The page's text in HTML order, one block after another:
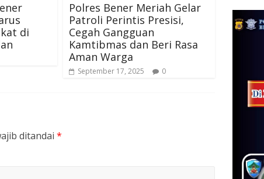
di
Polres Bener Meriah Gelar
Patroli Perintis Presisi,
Cegah Gangguan
Kamtibmas dan Beri Rasa
Aman Warga
September 17, 2025 0
ditandai *